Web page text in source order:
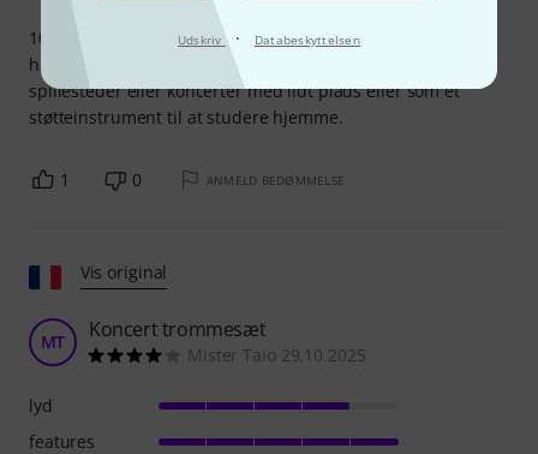
Udskriv · Databeskyttelsen
100% birk. Fantastisk lyd, alsidig Yamaha-produktion og
hardware af høj kvalitet. Det er meget værd, hvis dit er
spillesteder eller koncerter med lidt plads eller som et
støtteinstrument til at studere hjemme.
1 0 ANMELD BEDØMMELSE
Vis original
MT Koncert trommesæt
Mister Taio 29.10.2025
lyd
features